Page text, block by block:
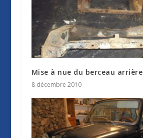
Mise à nue du berceau arrière
8 décembre 2010